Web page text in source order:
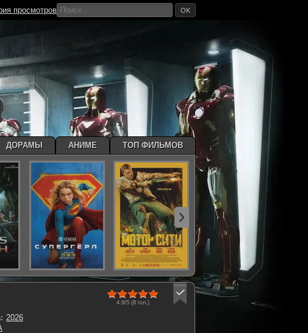
4.9/5 (8гол.)
2026
ДОРАМЫ АНИМЕ ТОП ФИЛЬМОВ
›
просмотров OK